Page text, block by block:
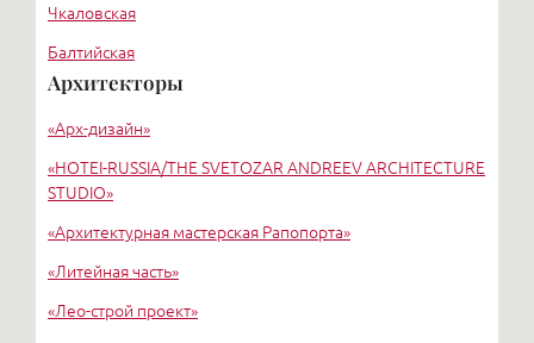
Чкаловская
Балтийская
Старая деревня
Удельная
Архитекторы
«Арх-дизайн»
«HОTEI-RUSSIA/THE SVETOZAR ANDREEV ARCHITECTURE
STUDIO»
«Архитектурная мастерская Рапопорта»
«Литейная часть»
«Лео-строй проект»